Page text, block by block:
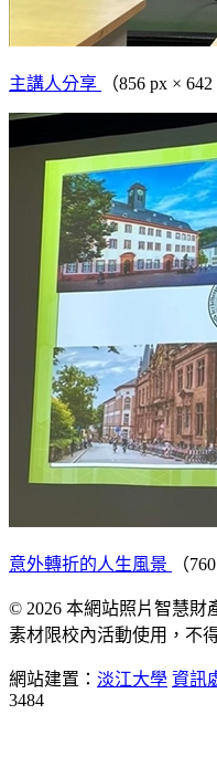
主講人分享 （856 px ×
意外轉折的人生風景 （
© 2026 本網站照片智慧財
素材限校內活動使用，不
網站建置： 淡江大學 資訊
3484